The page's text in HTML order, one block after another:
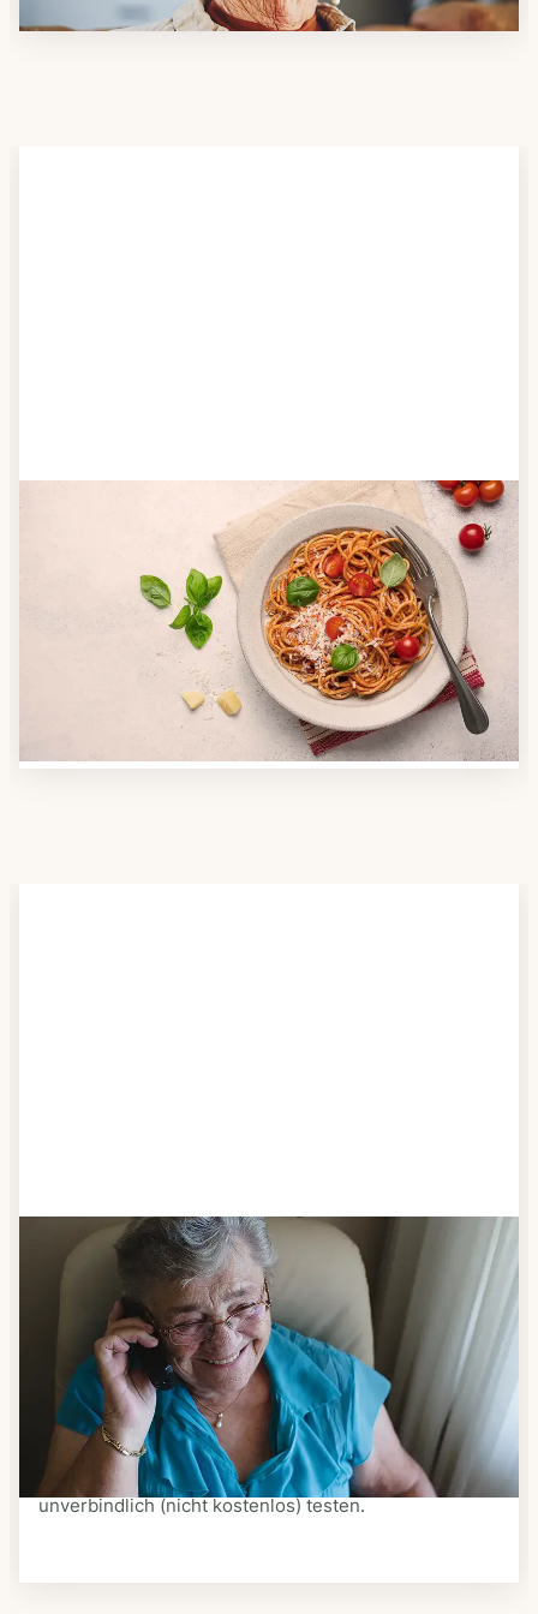
Anbieter finden
Nutzen Sie unsere große Mahlzeiten-Dienst-Suche,
um herauszufinden, welche Anbieter es in Ihrer
Region gibt und welcher am besten zu Ihnen passt.
Verschaffen Sie sich auch einen Überblick über die
Essen auf Rädern-Kosten.
Schritt 3
Bestellen & liefern lassen
Suchen Sie sich aus dem Speiseplan Ihres Anbieters
aus, was Ihnen schmeckt. Bestellen Sie telefonisch,
schriftlich oder im Online-Shop Ihres Anbieters.
Ein Kurier liefert Ihnen das bestellte Essen zum
vereinbarten Zeitpunkt nach Hause. Bei vielen
Anbietern können Sie Essen auf Rädern auch
unverbindlich (nicht kostenlos) testen.